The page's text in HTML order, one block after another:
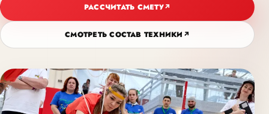
РАССЧИТАТЬ СМЕТУ↗
СМОТРЕТЬ СОСТАВ ТЕХНИКИ ↗